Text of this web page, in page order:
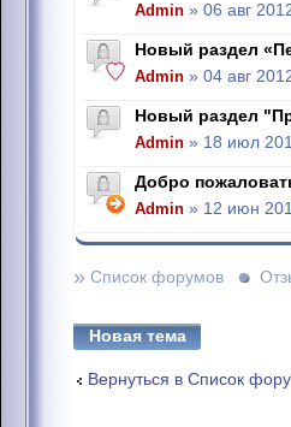
Admin » 06 авг
Новый раздел
Admin » 04 авг
Новый раздел
Admin » 18 июл
Добро
Admin » 12 июн
» Список форумов
Новая тема
Вернуться в Список